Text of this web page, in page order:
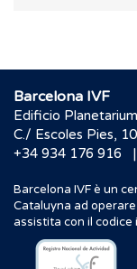
Barcelona IVF
Edificio Planetarium
C./ Escoles Pies,
+34 934 176 916
|
Barcelona IVF è un
Cataluyna ad
assistita con il